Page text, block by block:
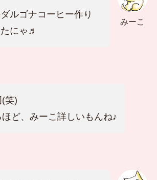
みーこ
ルゴナコーヒー作り
にゃ♬
笑)
ほど、みーこ詳しいもんね♪